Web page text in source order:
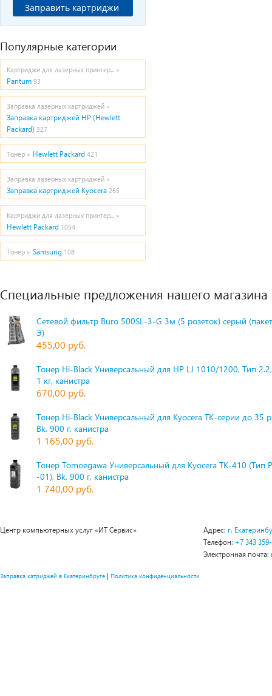
Заправить картриджи
Популярные категории
Картриджи для лазерных принтер... »
Pantum 93
Заправка лазерных картриджей »
Заправка картриджей HP (Hewlett
Packard) 327
Тонер » Hewlett Packard 421
Заправка лазерных картриджей »
Заправка картриджей Kyocera 265
Картриджи для лазерных принтер... »
Hewlett Packard 1054
Тонер » Samsung 108
Специальные предложения нашего магазина
Сетевой фильтр Buro 500SL-3-G 3м (5 розеток) серый
Э)
455,00 руб.
Тонер Hi-Black Универсальный для HP LJ 1010/1200, Тип
1 кг, канистра
670,00 руб.
Тонер Hi-Black Универсальный для Kyocera TK-серии до 35
Bk, 900 г, канистра
1 165,00 руб.
Тонер Tomoegawa Универсальный для Kyocera TK-410 (Тип
-01), Bk, 900 г, канистра
1 740,00 руб.
Центр компьютерных услуг «ИТ Сервис» Адрес: г.
Телефон: +7 343
Электронная почта:
Заправка катриджей в Екатеринбруге | Политика конфиденциальности